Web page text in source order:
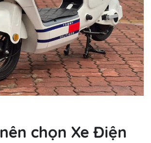
chọn Xe Điện